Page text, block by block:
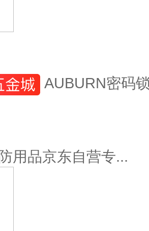
AUBURN密码
用品京东自营专...